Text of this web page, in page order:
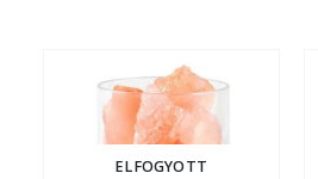
ELFOGYOTT